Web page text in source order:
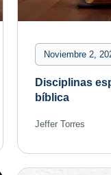
Noviembre 2,
Disciplinas
bíblica
Jeffer Torres